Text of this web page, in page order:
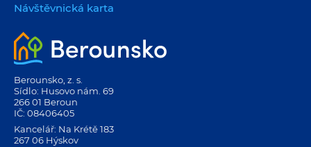
Návštěvnická karta
Berounsko, z. s.
Sídlo: Husovo nám. 69
266 01 Beroun
IČ: 08406405
Kancelář: Na Krétě 183
267 06 Hýskov